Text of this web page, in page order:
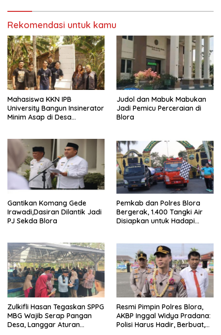
Rekomendasi untuk kamu
Mahasiswa KKN IPB
University Bangun Insinerator
Minim Asap di Desa
Lingkungan ‎
Judol dan Mabuk Mabukan
Jadi Pemicu Perceraian di
Blora
Gantikan Komang Gede
Irawadi,Dasiran Dilantik Jadi
PJ Sekda Blora
Pemkab dan Polres Blora
Bergerak, 1.400 Tangki Air
Disiapkan untuk Hadapi
Zulkifli Hasan Tegaskan SPPG
MBG Wajib Serap Pangan
Desa, Langgar Aturan
Resmi Pimpin Polres Blora,
AKBP Inggal Widya Pradana:
Polisi Harus Hadir, Berbuat,